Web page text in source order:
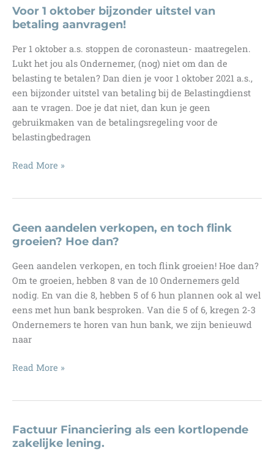
om
mijn
te
verkopen?
En
waarom
dan
nu?
Voor 1 oktober bijzonder uitstel van
betaling aanvragen!
Per 1 oktober a.s. stoppen de coronasteun- maatregelen.
Lukt het jou als Ondernemer, (nog) niet om dan de
belasting te betalen? Dan dien je voor 1 oktober 2021 a.s.,
een bijzonder uitstel van betaling bij de Belastingdienst
aan te vragen. Doe je dat niet, dan kun je geen
gebruikmaken van de betalingsregeling voor de
belastingbedragen
Voor
uitstel
van
aanvragen!
Read More »
Geen aandelen verkopen, en toch flink
groeien? Hoe dan?
Geen aandelen verkopen, en toch flink groeien! Hoe dan?
Om te groeien, hebben 8 van de 10 Ondernemers geld
nodig. En van die 8, hebben 5 of 6 hun plannen ook al wel
eens met hun bank besproken. Van die 5 of 6, kregen 2-3
Ondernemers te horen van hun bank, we zijn benieuwd
naar
Geen
toch
flink
Read More »
Factuur Financiering als een kortlopende
zakelijke lening.